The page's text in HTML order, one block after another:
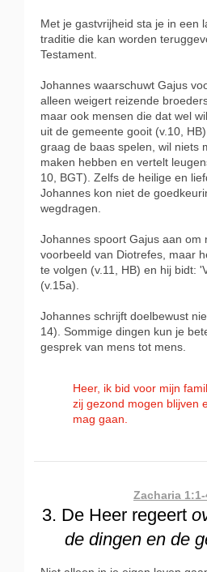
Met je gastvrijheid sta je in een
traditie die kan worden
Testament.
Johannes waarschuwt Gajus
alleen weigert reizende
maar ook mensen die dat wel
uit de gemeente gooit (v.10,
graag de baas spelen, wil niets
maken hebben en vertelt
10, BGT). Zelfs de heilige en
Johannes kon niet de
wegdragen.
Johannes spoort Gajus aan om
voorbeeld van Diotrefes, maar
te volgen (v.11, HB) en hij bidt:
(v.15a).
Johannes schrijft doelbewust
14). Sommige dingen kun je
gesprek van mens tot mens.
Heer, ik bid voor mijn
zij gezond mogen blijven
mag gaan.
Zacharia
3. De Heer regeert
de dingen en de